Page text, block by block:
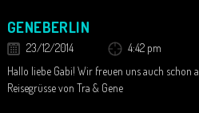
GENEBERLIN
23/12/2014
4:42 pm
Hallo liebe Gabi! Wir freuen uns auch schon
Reisegrüsse von Tra & Gene